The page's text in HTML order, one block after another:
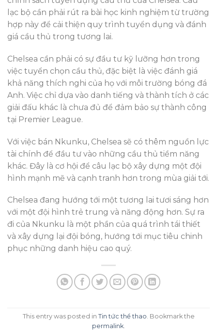
lạc bộ cần phải rút ra bài học kinh nghiệm từ trường
hợp này để cải thiện quy trình tuyển dụng và đánh
giá cầu thủ trong tương lai.
Chelsea cần phải có sự đầu tư kỹ lưỡng hơn trong
việc tuyển chọn cầu thủ, đặc biệt là việc đánh giá
khả năng thích nghi của họ với môi trường bóng đá
Anh. Việc chỉ dựa vào danh tiếng và thành tích ở các
giải đấu khác là chưa đủ để đảm bảo sự thành công
tại Premier League.
Với việc bán Nkunku, Chelsea sẽ có thêm nguồn lực
tài chính để đầu tư vào những cầu thủ tiềm năng
khác. Đây là cơ hội để câu lạc bộ xây dựng một đội
hình mạnh mẽ và cạnh tranh hơn trong mùa giải tới.
Chelsea đang hướng tới một tương lai tươi sáng hơn
với một đội hình trẻ trung và năng động hơn. Sự ra
đi của Nkunku là một phần của quá trình tái thiết
và xây dựng lại đội bóng, hướng tới mục tiêu chinh
phục những danh hiệu cao quý.
This entry was posted in Tin tức thể thao . Bookmark the
permalink